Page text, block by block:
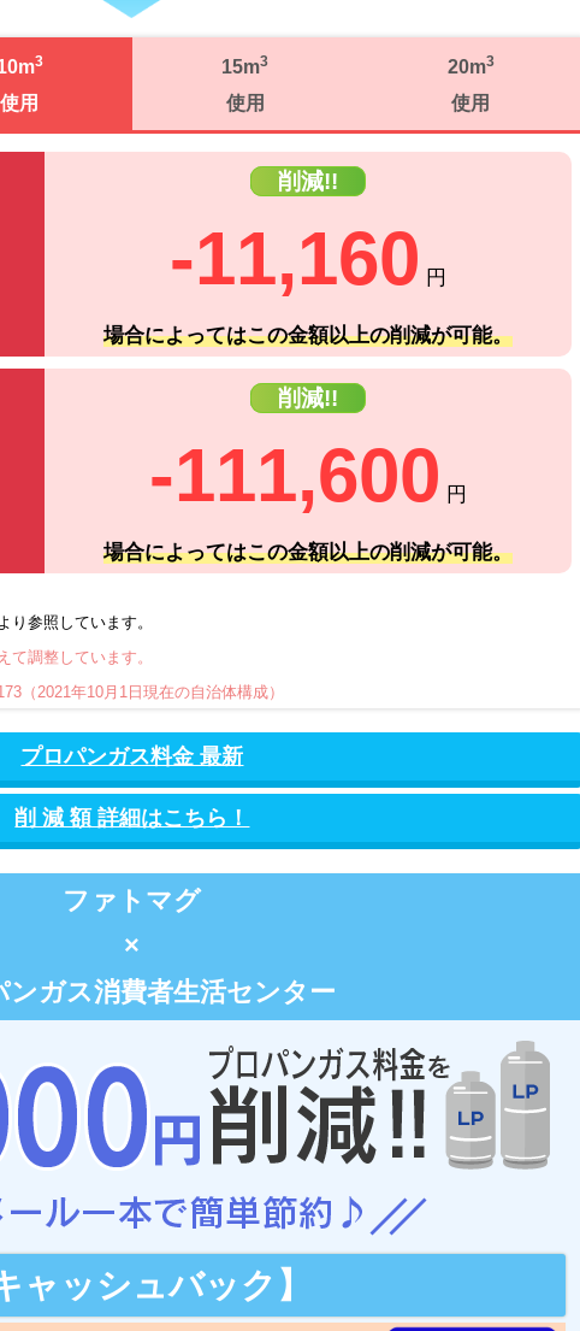
3
使用
15m3
使用
20m3
使用
削減!!
-11,160 円
場合によってはこの金額以上の削減が可能。
削減!!
-111,600 円
場合によってはこの金額以上の削減が可能。
参照しています。
調整しています。
（2021年10月1日現在の自治体構成）
プロパンガス料金 最新
削 減 額 詳細はこちら！
ファトマグ
×
ンガス消費者生活センター
ャッシュバック】